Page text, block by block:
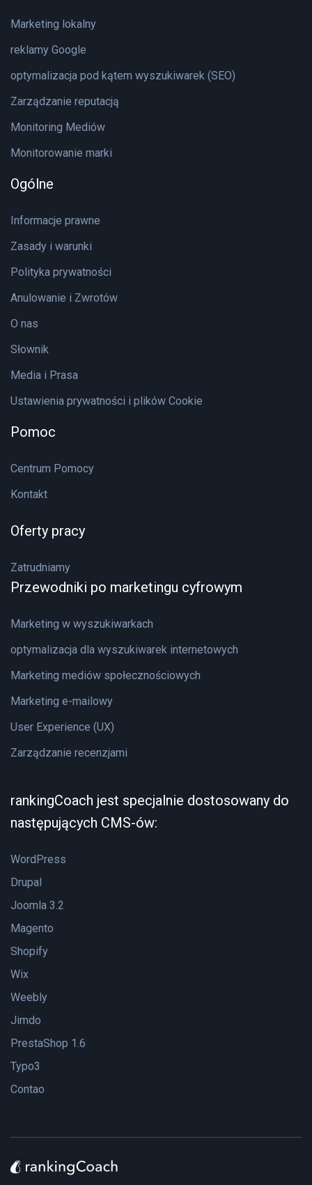
Marketing lokalny
reklamy Google
optymalizacja pod kątem wyszukiwarek (SEO)
Zarządzanie reputacją
Monitoring Mediów
Monitorowanie marki
Ogólne
Informacje prawne
Zasady i warunki
Polityka prywatności
Anulowanie i Zwrotów
O nas
Słownik
Media i Prasa
Ustawienia prywatności i plików Cookie
Pomoc
Centrum Pomocy
Kontakt
Oferty pracy
Zatrudniamy
Przewodniki po marketingu cyfrowym
Marketing w wyszukiwarkach
optymalizacja dla wyszukiwarek internetowych
Marketing mediów społecznościowych
Marketing e-mailowy
User Experience (UX)
Zarządzanie recenzjami
rankingCoach jest specjalnie dostosowany do
następujących CMS-ów:
WordPress
Drupal
Joomla 3.2
Magento
Shopify
Wix
Weebly
Jimdo
PrestaShop 1.6
Typo3
Contao